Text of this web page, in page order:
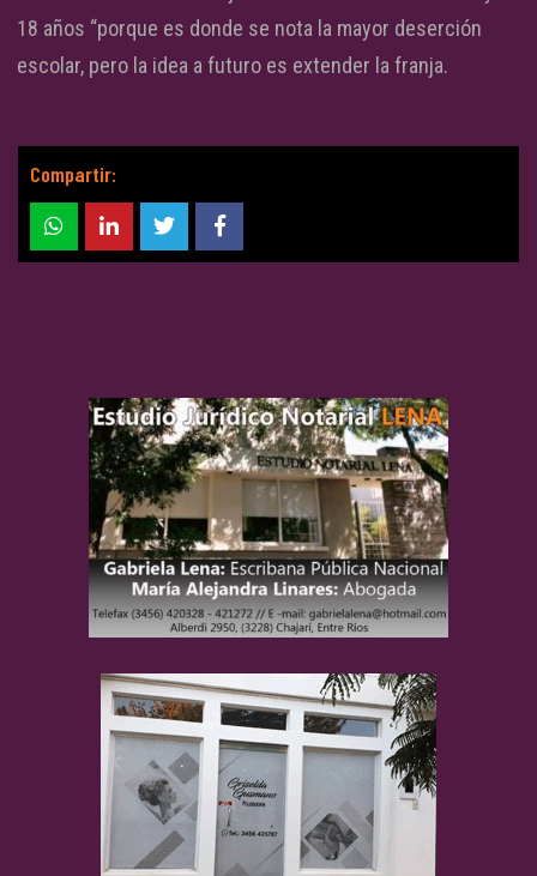
18 años “porque es donde se nota la mayor deserción
escolar, pero la idea a futuro es extender la franja.
Compartir: